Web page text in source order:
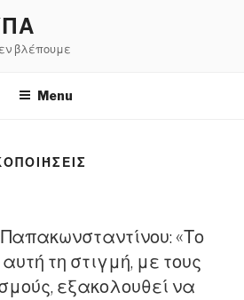
βλέπουμε
Menu
«Το
τη στιγμή, με τους
εξακολουθεί να